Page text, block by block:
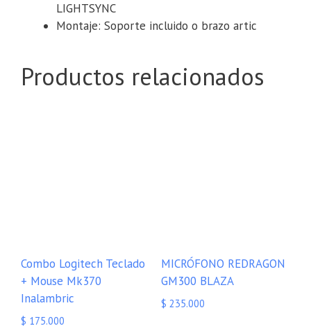
LIGHTSYNC
Montaje: Soporte incluido o brazo artic
Productos relacionados
Combo Logitech Teclado
+ Mouse Mk370
Inalambric
$ 175.000
MICRÓFONO REDRAGON
GM300 BLAZA
$ 235.000